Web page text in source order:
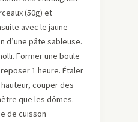
(50g) et
avec le jaune
d’une pâte sableuse.
Former une boule
1 heure. Étaler
couper des
que les dômes.
de cuisson